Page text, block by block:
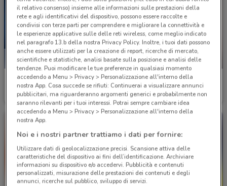
LaFeltrinelli
Scade il 31/08 2.4 km
NUOVO
Giunti al Punto
Scade il 16/08 2.6 km
il relativo consenso) insieme alle informazioni sulle prestazioni della
rete e agli identificativi del dispositivo, possono essere raccolte e
condivisi con terze parti per comprendere e migliorare la connettività e
le esperienze applicative sulle delle reti wireless, come meglio indicato
nel paragrafo 13.b della nostra Privacy Policy. Inoltre, i tuoi dati possono
anche essere utilizzati per la creazione di report, ricerche di mercato,
scientifiche e statistiche, analisi basate sulla posizione e analisi delle
tendenze. Puoi modificare le tue preferenze in qualsiasi momento
accedendo a Menu > Privacy > Personalizzazione all'interno della
nostra App. Cosa succede se rifiuti: Continuerai a visualizzare annunci
pubblicitari, ma riguarderanno argomenti generici e probabilmente non
saranno rilevanti per i tuoi interessi. Potrai sempre cambiare idea
accedendo a Menu > Privacy > Personalizzazione all'interno della
nostra App.
Noi e i nostri partner trattiamo i dati per fornire:
Utilizzare dati di geolocalizzazione precisi. Scansione attiva delle
caratteristiche del dispositivo ai fini dell’identificazione. Archiviare
informazioni su dispositivo e/o accedervi. Pubblicità e contenuti
personalizzati, misurazione delle prestazioni dei contenuti e degli
annunci, ricerche sul pubblico, sviluppo di servizi.